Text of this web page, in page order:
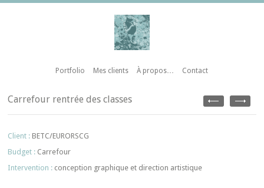
Portfolio Mes clients À propos… Contact
Carrefour rentrée des classes
Client : BETC/EURORSCG
Budget : Carrefour
Intervention : conception graphique et direction artistique